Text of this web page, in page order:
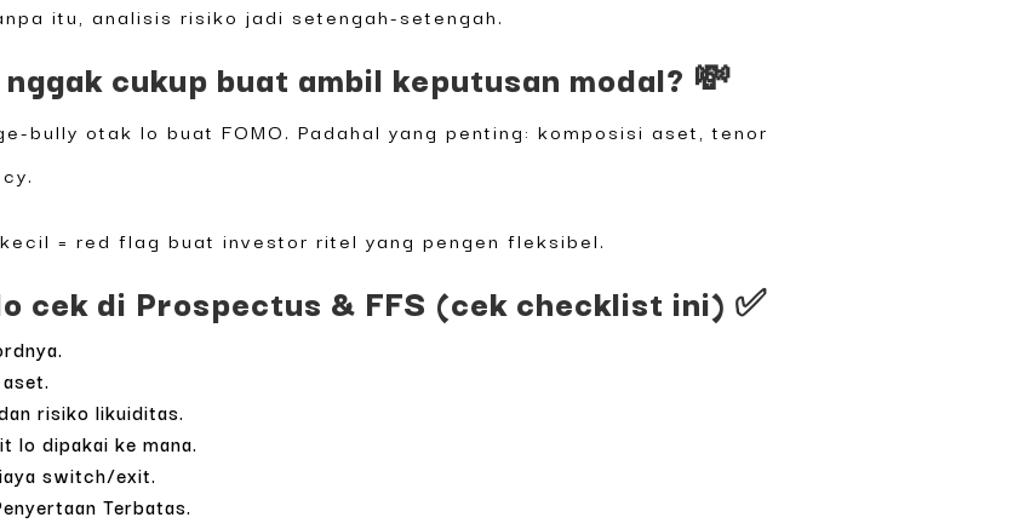
itu, analisis risiko jadi setengah-setengah.
cukup buat ambil keputusan modal? 💸
bully otak lo buat FOMO. Padahal yang penting: komposisi aset, tenor
= red flag buat investor ritel yang pengen fleksibel.
cek di Prospectus & FFS (cek checklist ini) ✅
risiko likuiditas.
lo dipakai ke mana.
switch/exit.
Terbatas.